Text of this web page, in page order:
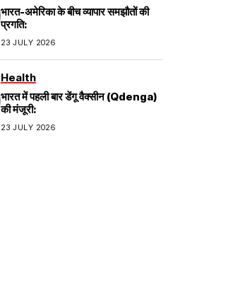
भारत-अमेरिका के बीच व्यापार समझौतों की
प्रगति:
23 JULY 2026
Health
भारत में पहली बार डेंगू वैक्सीन (Qdenga)
की मंजूरी:
23 JULY 2026